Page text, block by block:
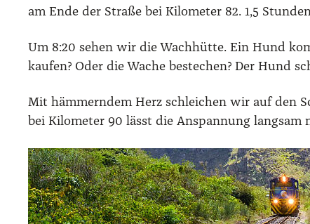
am Ende der Stra­ße bei Kilo­me­ter 82. 1,5
Um 8:20 sehen wir die Wach­hüt­te. Ein Hund
kau­fen? Oder die Wache bestechen? Der Hund
Mit häm­mern­dem Herz schlei­chen wir auf den
bei Kilo­me­ter 90 lässt die Anspan­nung lang­sam